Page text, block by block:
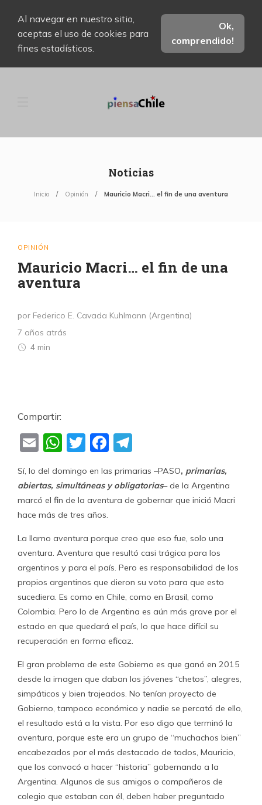
Al navegar en nuestro sitio,
aceptas el uso de cookies para
fines estadísticos.
Ok,
comprendido!
Noticias
Inicio Opinión Mauricio Macri… el fin de una aventura
OPINIÓN
Mauricio Macri… el fin de una
aventura
por Federico E. Cavada Kuhlmann (Argentina)
7 años atrás
4 min
Compartir:
EmailWhatsApp
TwitterFacebook
Sí, lo del domingo en las primarias –PASO, primarias,
abiertas, simultáneas y obligatorias– de la Argentina
marcó el fin de la aventura de gobernar que inició Macri
hace más de tres años.
La llamo aventura porque creo que eso fue, solo una
aventura. Aventura que resultó casi trágica para los
argentinos y para el país. Pero es responsabilidad de los
propios argentinos que dieron su voto para que esto
sucediera. Es como en Chile, como en Brasil, como
Colombia. Pero lo de Argentina es aún más grave por el
estado en que quedará el país, lo que hace difícil su
recuperación en forma eficaz.
El gran problema de este Gobierno es que ganó en 2015
desde la imagen que daban los jóvenes “chetos”, alegres,
simpáticos y bien trajeados. No tenían proyecto de
Gobierno, tampoco económico y nadie se percató de ello,
el resultado está a la vista. Por eso digo que terminó la
aventura, porque este era un grupo de “muchachos bien”
encabezados por el más destacado de todos, Mauricio,
que los convocó a hacer “historia” gobernando a la
Argentina. Algunos de sus amigos o compañeros de
colegio que estaban con él, deben haber preguntado